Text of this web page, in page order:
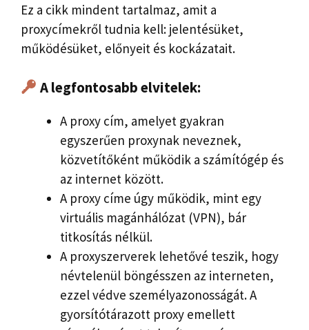
Ez a cikk mindent tartalmaz, amit a
proxycímekről tudnia kell: jelentésüket,
működésüket, előnyeit és kockázatait.
A legfontosabb elvitelek:
A proxy cím, amelyet gyakran
egyszerűen proxynak neveznek,
közvetítőként működik a számítógép és
az internet között.
A proxy címe úgy működik, mint egy
virtuális magánhálózat (VPN), bár
titkosítás nélkül.
A proxyszerverek lehetővé teszik, hogy
névtelenül böngésszen az interneten,
ezzel védve személyazonosságát. A
gyorsítótárazott proxy emellett